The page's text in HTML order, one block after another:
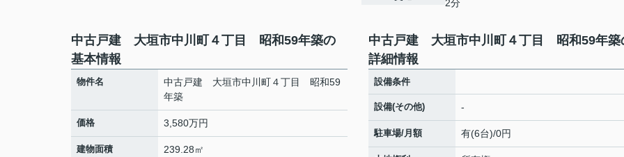
2分
中古戸建 大垣市中川町４丁目 昭和59年築の
基本情報
物件名
中古戸建 大垣市中川町４丁目 昭和59
年築
価格 3,580万円
建物面積 239.28㎡
中古戸建 大垣市中川町４丁目 昭和59年築
詳細情報
設備条件
設備(その他) -
駐車場/月額 有(6台)/0円